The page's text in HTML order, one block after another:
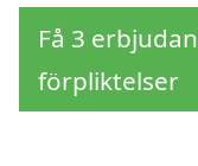
Få 3
förpliktelser